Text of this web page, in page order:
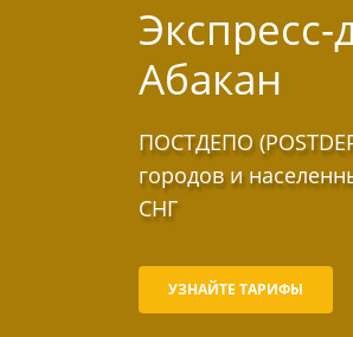
Экспресс-
Абакан
ПОСТДЕПО
городов и
СНГ
УЗНАЙТЕ ТАРИФЫ